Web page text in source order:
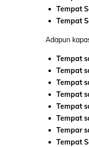
Tempat
Tempat
Adapun
Tempat
Tempat
Tempat
Tempat
Tempat
Tempat
Tempar
Tempat